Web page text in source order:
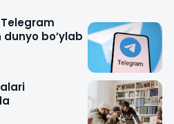
bo’ylab